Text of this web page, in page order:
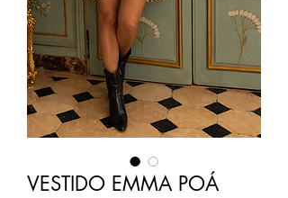
VESTIDO EMMA POÁ